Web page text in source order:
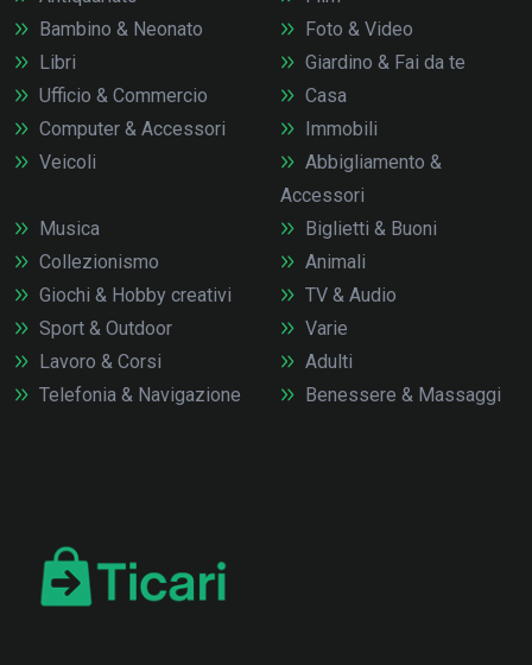
Bambino & Neonato
Libri
Ufficio & Commercio
Computer & Accessori
Veicoli
Foto & Video
Giardino & Fai da te
Casa
Immobili
Abbigliamento &
Accessori
Musica
Collezionismo
Giochi & Hobby creativi
Sport & Outdoor
Lavoro & Corsi
Telefonia & Navigazione
Biglietti & Buoni
Animali
TV & Audio
Varie
Adulti
Benessere & Massaggi